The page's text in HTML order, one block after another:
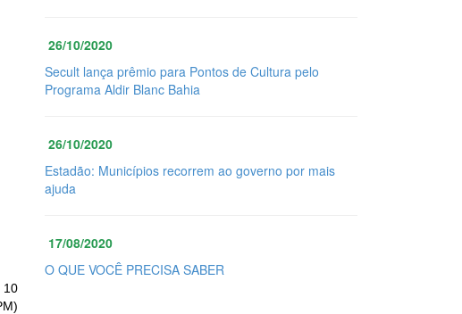
10
26/10/2020
Secult lança prêmio para Pontos de Cultura pelo
Programa Aldir Blanc Bahia
26/10/2020
Estadão: Municípios recorrem ao governo por mais
ajuda
17/08/2020
O QUE VOCÊ PRECISA SABER